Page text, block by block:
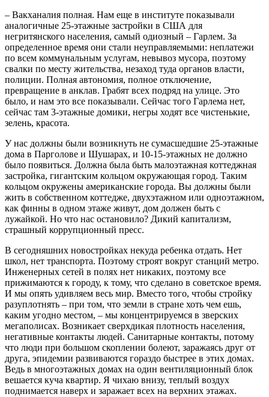
– Вакханалия полная. Нам еще в институте показывали
аналогичные 25-этажные застройки в США для
негритянского населения, самый одиозный – Гарлем. За
определенное время они стали неуправляемыми: неплатежи
по всем коммунальным услугам, невывоз мусора, поэтому
свалки по месту жительства, незаход туда органов власти,
полиции. Полная автономия, полное отключение,
превращение в анклав. Грабят всех подряд на улице. Это
было, и нам это все показывали. Сейчас того Гарлема нет,
сейчас там 3-этажные домики, негры ходят все чистенькие,
зелень, красота.
У нас должны были возникнуть не сумасшедшие 25-этажные
дома в Парголове и Шушарах, и 10-15-этажных не должно
было появиться. Должна была быть малоэтажная коттеджная
застройка, гигантским кольцом окружающая город. Таким
кольцом окружены американские города. Вы должны были
жить в собственном коттедже, двухэтажном или одноэтажном,
как финны в одном этаже живут, дом должен быть с
лужайкой. Но что нас остановило? Дикий капитализм,
страшный коррупционный пресс.
В сегодняшних новостройках некуда ребенка отдать. Нет
школ, нет транспорта. Поэтому строят вокруг станций метро.
Инженерных сетей в полях нет никаких, поэтому все
прижимаются к городу, к тому, что сделано в советское время.
И мы опять удивляем весь мир. Вместо того, чтобы стройку
разуплотнять – при том, что земли в стране хоть чем ешь,
каким угодно местом, – мы концентрируемся в зверских
мегаполисах. Возникает сверхдикая плотность населения,
негативные контакты людей. Санитарные контакты, потому
что люди при большом скоплении болеют, заражаясь друг от
друга, эпидемии развиваются гораздо быстрее в этих домах.
Ведь в многоэтажных домах на один вентиляционный блок
вешается куча квартир. Я чихаю внизу, теплый воздух
поднимается наверх и заражает всех на верхних этажах.